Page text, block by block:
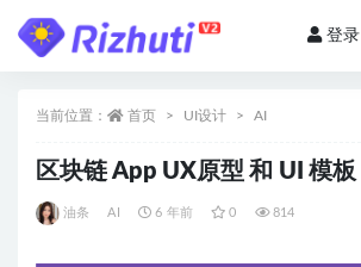
登录
当前位置： 首页 UI设计 AI
区块链 App UX原型 和 UI 模板
油条 AI 6 年前 0 814